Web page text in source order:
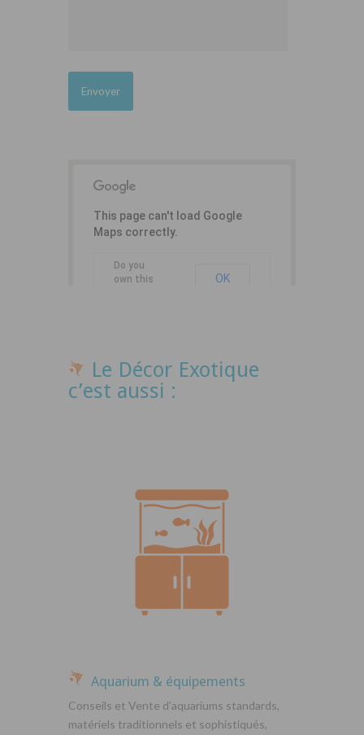
This page can't load Google
Maps correctly.
Do you
own this
OK
Le Décor Exotique
c’est aussi :
Aquarium & équipements
Conseils et Vente d’aquariums standards,
matériels traditionnels et sophistiqués,